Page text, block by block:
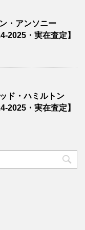
・アンソニー
2025・実在査定】
ド・ハミルトン
2025・実在査定】